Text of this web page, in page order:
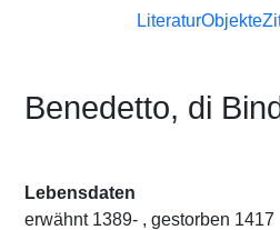
LiteraturObjekte
Benedetto, di
Lebensdaten
erwähnt 1389- , gestorben 1417